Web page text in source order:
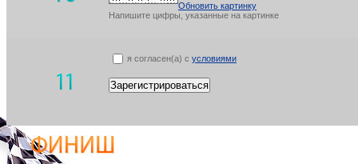
Обновить картинку
Напишите цифры, указанные на картинке
я согласен(а) с условиями
Зарегистрироваться